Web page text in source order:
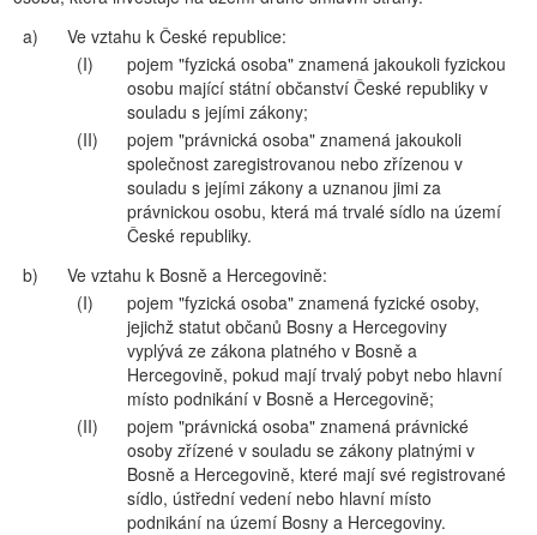
a)
Ve vztahu k České republice:
(I)
pojem "fyzická osoba" znamená jakoukoli fyzickou
osobu mající státní občanství České republiky v
souladu s jejími zákony;
(II)
pojem "právnická osoba" znamená jakoukoli
společnost zaregistrovanou nebo zřízenou v
souladu s jejími zákony a uznanou jimi za
právnickou osobu, která má trvalé sídlo na území
České republiky.
b)
Ve vztahu k Bosně a Hercegovině:
(I)
pojem "fyzická osoba" znamená fyzické osoby,
jejichž statut občanů Bosny a Hercegoviny
vyplývá ze zákona platného v Bosně a
Hercegovině, pokud mají trvalý pobyt nebo hlavní
místo podnikání v Bosně a Hercegovině;
(II)
pojem "právnická osoba" znamená právnické
osoby zřízené v souladu se zákony platnými v
Bosně a Hercegovině, které mají své registrované
sídlo, ústřední vedení nebo hlavní místo
podnikání na území Bosny a Hercegoviny.